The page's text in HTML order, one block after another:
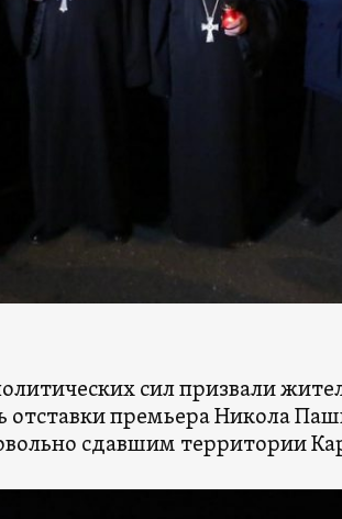
сил призвали
отставки премьера Никола
сдавшим территории